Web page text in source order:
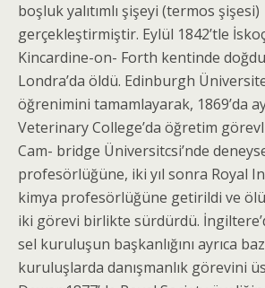
boşluk yalıtımlı şişeyi (termos şişesi)
gerçekleştirmiştir. Eylül 1842’tle
Kincardine-on- Forth kentinde
Londra’da öldü. Edinburgh
öğrenimini tamamlayarak, 1869’da
Veterinary College’da öğretim
Cam- bridge Üniversitcsi’nde
profe­sörlüğüne, iki yıl sonra Royal
kimya profesörlüğüne getirildi ve
iki görevi birlikte sürdürdü.
sel kuruluşun başkanlığını ayrıca
kuruluşlarda danışmanlık görevini